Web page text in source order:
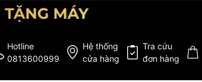
Hotline
0813600999
Hệ thống
cửa hàng
Tra cứu
đơn hàng